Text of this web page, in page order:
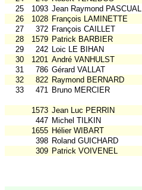
25
1093 Jean Raymond PASCUAL
26
1028 François LAMINETTE
27
372 François CAILLET
28
1579 Patrick BARBIER
29
242 Loic LE BIHAN
30
1201 André VANHULST
31
786 Gérard VALLAT
32
822 Raymond BERNARD
33
471 Bruno MERCIER
1573 Jean Luc PERRIN
447 Michel TILKIN
1655 Hélier WIBART
398 Roland GUICHARD
309 Patrick VOIVENEL